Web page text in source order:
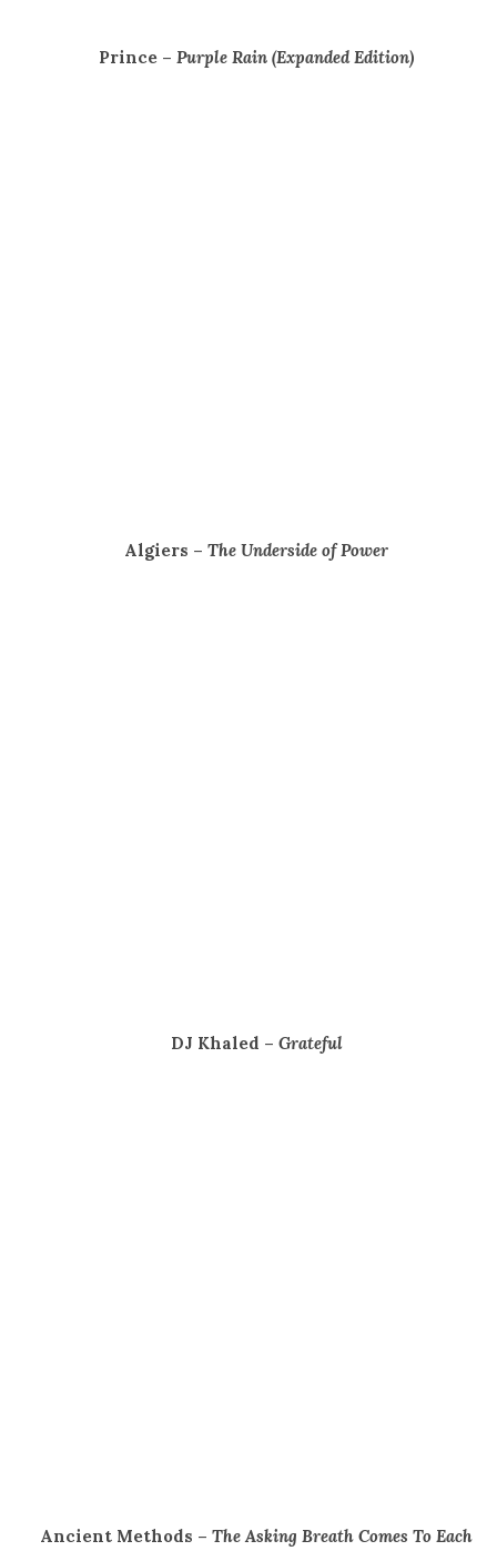
Prince –Purple Rain (Expanded Edition)
Algiers –The Underside of Power
DJ Khaled – Grateful
Ancient Methods – The Asking Breath Comes To Each